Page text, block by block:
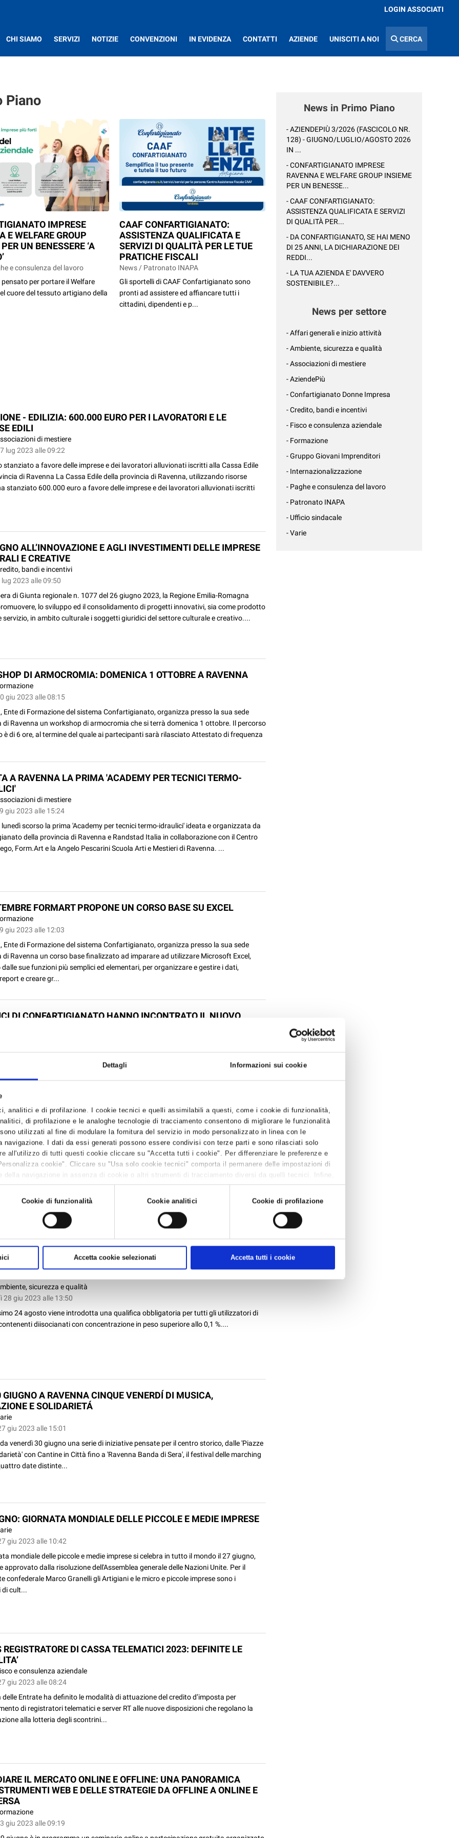
Dettagli Informazioni sui cookie
analitici e di profilazione. I cookie tecnici e quelli assimilabili a questi, come i cookie di funzionalità,
di profilazione e le analoghe tecnologie di tracciamento consentono di migliorare le funzionalità
utilizzati al fine di modulare la fornitura del servizio in modo personalizzato in linea con le
navigazione. I dati da essi generati possono essere condivisi con terze parti e sono rilasciati solo
all'utilizzo di tutti questi cookie cliccare su "Accetta tutti i cookie". Per differenziare le preferenze e
cookie". Cliccare su "Usa solo cookie tecnici" comporta il permanere delle impostazioni di
della navigazione in assenza di cookie o altri strumenti di tracciamento diversi da quelli tecnici. Infine,
laCookie policy.
Cookie di funzionalità Cookie analitici Cookie di profilazione
Accetta cookie selezionati Accetta tutti i cookie
LOGIN ASSOCIATI
CHI SIAMO SERVIZI NOTIZIE CONVENZIONI IN EVIDENZA CONTATTI AZIENDE UNISCITI A NOI CERCA
Piano
IMPRESE
E WELFARE GROUP
UN BENESSERE ‘A
e consulenza del lavoro
per portare il Welfare
cuore del tessuto artigiano della
CAAF CONFARTIGIANATO:
ASSISTENZA QUALIFICATA E
SERVIZI DI QUALITÀ PER LE TUE
PRATICHE FISCALI
News / Patronato INAPA
Gli sportelli di CAAF Confartigianato sono
pronti ad assistere ed affiancare tutti i
cittadini, dipendenti e p...
- EDILIZIA: 600.000 EURO PER I LAVORATORI E LE
EDILI
di mestiere
lug 2023 alle 09:22
stanziato a favore delle imprese e dei lavoratori alluvionati iscritti alla Cassa Edile
di Ravenna La Cassa Edile della provincia di Ravenna, utilizzando risorse
stanziato 600.000 euro a favore delle imprese e dei lavoratori alluvionati iscritti
ALL’INNOVAZIONE E AGLI INVESTIMENTI DELLE IMPRESE
E CREATIVE
bandi e incentivi
lug 2023 alle 09:50
di Giunta regionale n. 1077 del 26 giugno 2023, la Regione Emilia-Romagna
lo sviluppo ed il consolidamento di progetti innovativi, sia come prodotto
servizio, in ambito culturale i soggetti giuridici del settore culturale e creativo....
DI ARMOCROMIA: DOMENICA 1 OTTOBRE A RAVENNA
giu 2023 alle 08:15
Ente di Formazione del sistema Confartigianato, organizza presso la sua sede
di Ravenna un workshop di armocromia che si terrà domenica 1 ottobre. Il percorso
è di 6 ore, al termine del quale ai partecipanti sarà rilasciato Attestato di frequenza
A RAVENNA LA PRIMA 'ACADEMY PER TECNICI TERMO-
di mestiere
giu 2023 alle 15:24
lunedì scorso la prima 'Academy per tecnici termo-idraulici' ideata e organizzata da
della provincia di Ravenna e Randstad Italia in collaborazione con il Centro
Form.Art e la Angelo Pescarini Scuola Arti e Mestieri di Ravenna. ...
FORMART PROPONE UN CORSO BASE SU EXCEL
giu 2023 alle 12:03
Ente di Formazione del sistema Confartigianato, organizza presso la sua sede
di Ravenna un corso base finalizzato ad imparare ad utilizzare Microsoft Excel,
sue funzioni più semplici ed elementari, per organizzare e gestire i dati,
e creare gr...
DI CONFARTIGIANATO HANNO INCONTRATO IL NUOVO
Confartigianato hanno incontrato nei giorni scorsi il nuovo Questore di Ravenna
LUCE E GAS: I PROVVEDIMENTI DEI FORNITORI IN BASE AL
ALLUVIONE
28 giu 2023 alle 14:48
aderiscono al nostro Consorzio CENPI per l’energia e il gas hanno intrapreso le
per attenersi a quanto previsto per le utenze presenti nei Comuni danneggiati...
COSA CAMBIA PER GLI UTILIZZATORI DAL 24 AGOSTO
sicurezza e qualità
28 giu 2023 alle 13:50
24 agosto viene introdotta una qualifica obbligatoria per tutti gli utilizzatori di
diisocianati con concentrazione in peso superiore allo 0,1 %....
GIUGNO A RAVENNA CINQUE VENERDÍ DI MUSICA,
E SOLIDARIETÁ
giu 2023 alle 15:01
venerdì 30 giugno una serie di iniziative pensate per il centro storico, dalle 'Piazze
con Cantine in Città fino a 'Ravenna Banda di Sera', il festival delle marching
date distinte...
GIORNATA MONDIALE DELLE PICCOLE E MEDIE IMPRESE
giu 2023 alle 10:42
mondiale delle piccole e medie imprese si celebra in tutto il mondo il 27 giugno,
approvato dalla risoluzione dell'Assemblea generale delle Nazioni Unite. Per il
confederale Marco Granelli gli Artigiani e le micro e piccole imprese sono i
di cult...
REGISTRATORE DI CASSA TELEMATICI 2023: DEFINITE LE
e consulenza aziendale
giu 2023 alle 08:24
delle Entrate ha definito le modalità di attuazione del credito d’imposta per
di registratori telematici e server RT alle nuove disposizioni che regolano la
alla lotteria degli scontrini...
IL MERCATO ONLINE E OFFLINE: UNA PANORAMICA
WEB E DELLE STRATEGIE DA OFFLINE A ONLINE E
giu 2023 alle 09:19
News in Primo Piano
- AZIENDEPIÙ 3/2026 (FASCICOLO NR.
128) - GIUGNO/LUGLIO/AGOSTO 2026
IN ...
- CONFARTIGIANATO IMPRESE
RAVENNA E WELFARE GROUP INSIEME
PER UN BENESSE...
- CAAF CONFARTIGIANATO:
ASSISTENZA QUALIFICATA E SERVIZI
DI QUALITÀ PER...
- DA CONFARTIGIANATO, SE HAI MENO
DI 25 ANNI, LA DICHIARAZIONE DEI
REDDI...
- LA TUA AZIENDA E' DAVVERO
SOSTENIBILE?...
News per settore
- Affari generali e inizio attività
- Ambiente, sicurezza e qualità
- Associazioni di mestiere
- AziendePiù
- Confartigianato Donne Impresa
- Credito, bandi e incentivi
- Fisco e consulenza aziendale
- Formazione
- Gruppo Giovani Imprenditori
- Internazionalizzazione
- Paghe e consulenza del lavoro
- Patronato INAPA
- Ufficio sindacale
- Varie